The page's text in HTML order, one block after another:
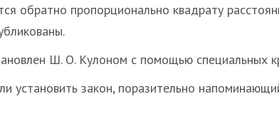
обратно пропорционально квадрату
Ш. О. Кулоном с помощью специальных
установить закон, поразительно